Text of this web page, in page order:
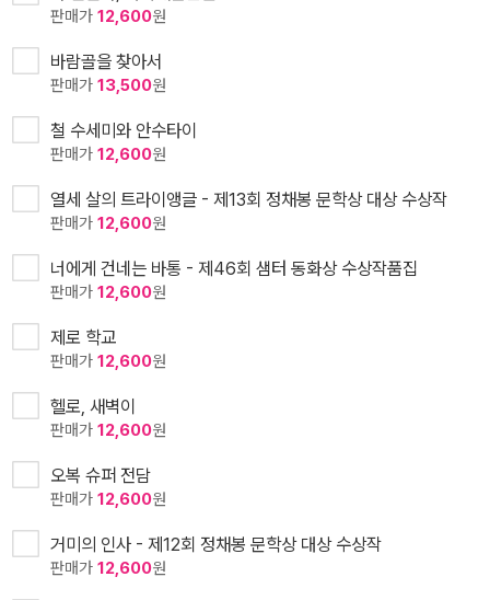
판매가 12,600원
바람골을 찾아서
판매가 13,500원
철 수세미와 안수타이
판매가 12,600원
열세 살의 트라이앵글 - 제13회 정채봉 문학상 대상 수상작
판매가 12,600원
너에게 건네는 바통 - 제46회 샘터 동화상 수상작품집
판매가 12,600원
제로 학교
판매가 12,600원
헬로, 새벽이
판매가 12,600원
오복 슈퍼 전담
판매가 12,600원
거미의 인사 - 제12회 정채봉 문학상 대상 수상작
판매가 12,600원